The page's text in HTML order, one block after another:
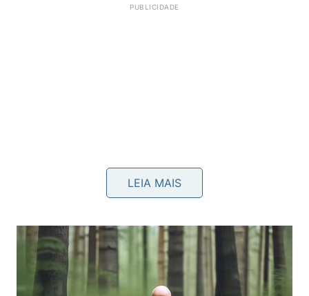
onde ele detalha as cores primárias, secundárias e
íntimas para cada um dos 12 signos.
LEIA MAIS